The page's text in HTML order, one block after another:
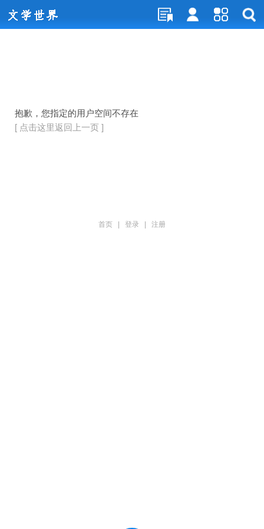
抱歉，您指定的用户空间不存在
[ 点击这里返回上一页 ]
首页 登录 注册